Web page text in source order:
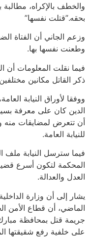
والخطف بالإكراه،
بحقه.”قتلت نفسها”
وزعم الجاني أن الفتاة
وطعنت نفسها بها.
فيما نقلت المعلومات أن
ذكر القاتل مكانين
ووفقا لأوراق النيابة
الدين كان على معرفة
أن تتعرض لمضايقات
للنيابة العامة.
فيما سترسل النيابة ملف
المحكمة لتكون أسرع
العدل والعدالة.
يشار إلى أن وزارة
الماضي، أن قطاع الأمن
جريمة قتل بمحافظة
على خلفية رفع شقيقتها